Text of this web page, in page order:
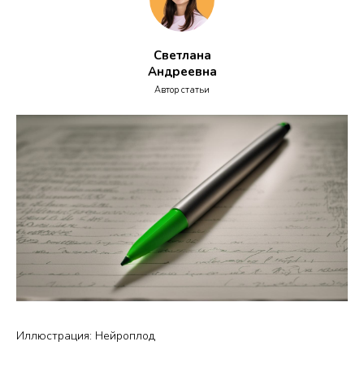
Светлана
Андреевна
Автор статьи
Иллюстрация: Нейроплод